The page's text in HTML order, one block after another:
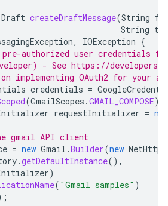
Draft createDraftMessage(String
String
, IOException {
authorized user credentials
- See https://
implementing OAuth2 for your
credentials =
(GmailScopes .GMAIL_COMPOSE);
requestInitializer = new
gmail API client
= new Gmail .Builder(new
.getDefaultInstance(),
)
( "Gmail samples" )